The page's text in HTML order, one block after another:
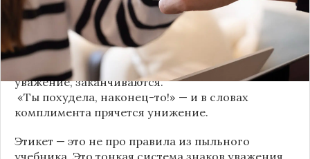
«Да я никому не расскажу, правда». И через пару
дней вашу историю пересказывает другой
человек.
«Хватит ныть» — и разговор, а вместе с ним
уважение, заканчиваются.
«Ты похудела, наконец-то!» — и в словах
комплимента прячется унижение.
Этикет — это не про правила из пыльного
учебника. Это тонкая система знаков уважения,